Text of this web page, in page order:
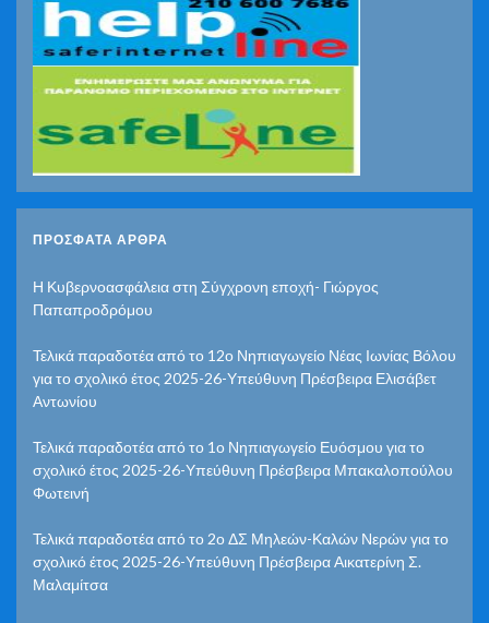
ΠΡΌΣΦΑΤΑ ΆΡΘΡΑ
Η Κυβερνοασφάλεια στη Σύγχρονη εποχή- Γιώργος
Παπαπροδρόμου
Τελικά παραδοτέα από το 12ο Νηπιαγωγείο Νέας Ιωνίας Βόλου
για το σχολικό έτος 2025-26-Υπεύθυνη Πρέσβειρα Ελισάβετ
Αντωνίου
Τελικά παραδοτέα από το 1ο Νηπιαγωγείο Ευόσμου για το
σχολικό έτος 2025-26-Υπεύθυνη Πρέσβειρα Μπακαλοπούλου
Φωτεινή
Τελικά παραδοτέα από το 2ο ΔΣ Μηλεών-Καλών Νερών για το
σχολικό έτος 2025-26-Υπεύθυνη Πρέσβειρα Αικατερίνη Σ.
Μαλαμίτσα